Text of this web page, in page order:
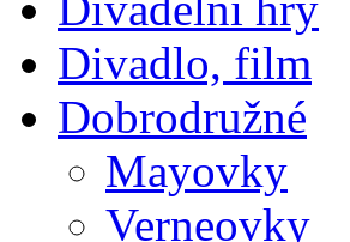
Divadlo, film
Dobrodružné
Mayovky
Verneovky